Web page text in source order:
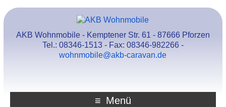
AKB Wohnmobile - Kemptener Str. 61 - 87666 Pforzen
Tel.: 08346-1513 - Fax: 08346-982266 -
wohnmobile@akb-caravan.de
Menü